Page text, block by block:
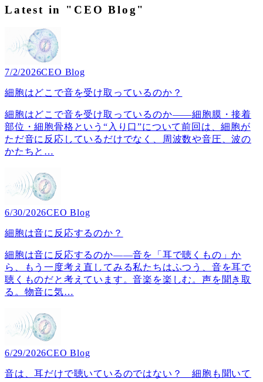
Latest in "CEO Blog"
7/2/2026CEO Blog
細胞はどこで音を受け取っているのか？
細胞はどこで音を受け取っているのか――細胞膜・接着
部位・細胞骨格という“入り口”について前回は、細胞が
ただ音に反応しているだけでなく、周波数や音圧、波の
かたちと …
6/30/2026CEO Blog
細胞は音に反応するのか？
細胞は音に反応するのか――音を「耳で聴くもの」か
ら、もう一度考え直してみる私たちはふつう、音を耳で
聴くものだと考えています。音楽を楽しむ。声を聞き取
る。物音に気…
6/29/2026CEO Blog
音は、耳だけで聴いているのではない？ 細胞も聞いて